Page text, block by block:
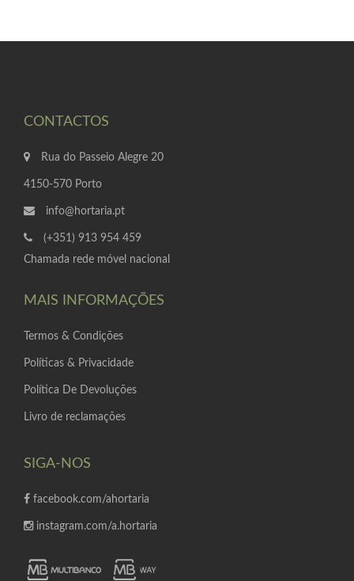
CONTACTOS
Rua do Passeio Alegre 20
4150-570 Porto
info@hortaria.pt
(+351) 913 954 459
Chamada rede móvel nacional
MAIS INFORMAÇÕES
Termos & Condições
Políticas & Privacidade
Política De Devoluções
Livro de reclamações
SIGA-NOS
facebook.com/ahortaria
instagram.com/a.hortaria